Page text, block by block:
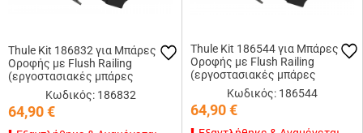
Thule Kit 186832 για Μπάρες
Οροφής με Flush Railing
(εργοστασιακές μπάρες
εφαπτόμενες στην οροφή)
Κωδικός: 186832
64,90€
Thule Kit 186544 για Μπάρες
Οροφής με Flush Railing
(εργοστασιακές μπάρες
εφαπτόμενες στην οροφή)
Κωδικός: 186544
64,90€